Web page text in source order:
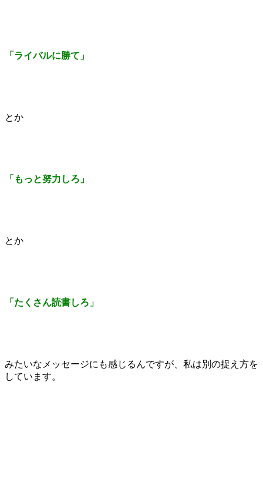
「ライバルに勝て」
とか
「もっと努力しろ」
とか
「たくさん読書しろ」
みたいなメッセージにも感じるんですが、私は別の捉え方を
しています。